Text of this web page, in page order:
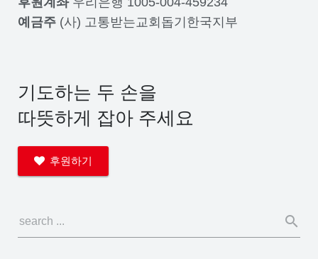
예금주 (사) 고통받는교회돕기한국지부
기도하는 두 손을
따뜻하게 잡아 주세요
후원하기